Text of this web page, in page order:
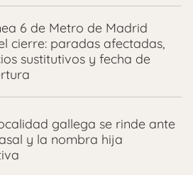
6 de Metro de Madrid
cierre: paradas afectadas,
sustitutivos y fecha de
gallega se rinde ante
y la nombra hija